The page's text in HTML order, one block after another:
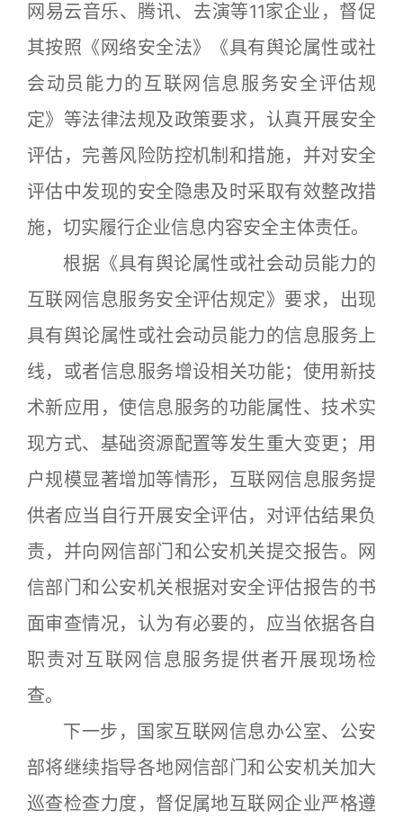
网易云音乐、腾讯、去演等11家企业，督促
其按照《网络安全法》《具有舆论属性或社
会动员能力的互联网信息服务安全评估规
定》等法律法规及政策要求，认真开展安全
评估，完善风险防控机制和措施，并对安全
评估中发现的安全隐患及时采取有效整改措
施，切实履行企业信息内容安全主体责任。
根据《具有舆论属性或社会动员能力的
互联网信息服务安全评估规定》要求，出现
具有舆论属性或社会动员能力的信息服务上
线，或者信息服务增设相关功能；使用新技
术新应用，使信息服务的功能属性、技术实
现方式、基础资源配置等发生重大变更；用
户规模显著增加等情形，互联网信息服务提
供者应当自行开展安全评估，对评估结果负
责，并向网信部门和公安机关提交报告。网
信部门和公安机关根据对安全评估报告的书
面审查情况，认为有必要的，应当依据各自
职责对互联网信息服务提供者开展现场检
查。
下一步，国家互联网信息办公室、公安
部将继续指导各地网信部门和公安机关加大
巡查检查力度，督促属地互联网企业严格遵